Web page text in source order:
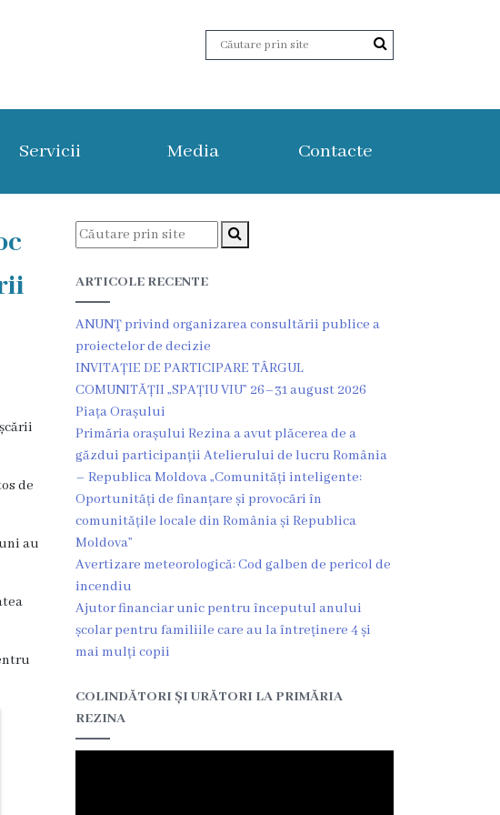
Servicii Media Contacte
de
au
ARTICOLE RECENTE
ANUNŢ privind organizarea consultării publice a
proiectelor de decizie
INVITAȚIE DE PARTICIPARE TÂRGUL
COMUNITĂȚII „SPAȚIU VIU” 26–31 august 2026
Piața Orașului
Primăria orașului Rezina a avut plăcerea de a
găzdui participanții Atelierului de lucru România
– Republica Moldova „Comunități inteligente:
Oportunități de finanțare și provocări în
comunitățile locale din România și Republica
Moldova”
Avertizare meteorologică: Cod galben de pericol de
incendiu
Ajutor financiar unic pentru începutul anului
școlar pentru familiile care au la întreținere 4 și
mai mulți copii
COLINDĂTORI ȘI URĂTORI LA PRIMĂRIA
REZINA